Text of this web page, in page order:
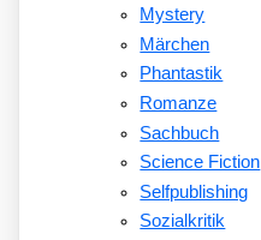
Mystery
Märchen
Phantastik
Romanze
Sachbuch
Science Fiction
Selfpublishing
Sozialkritik